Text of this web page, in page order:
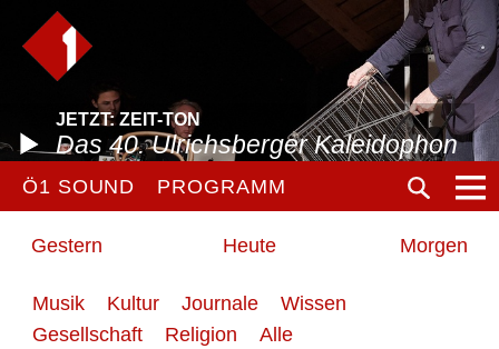
JETZT: ZEIT-TON
Das 40. Ulrichsberger Kaleidophon
Ö1 SOUND PROGRAMM
Gestern Heute Morgen
Musik Kultur Journale
Wissen
Gesellschaft
Religion Alle